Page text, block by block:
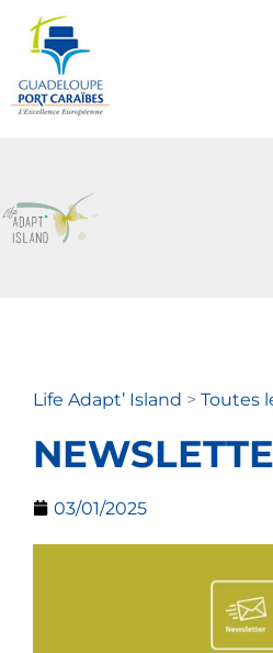
Life Adapt’ Island > Toutes
03/01/2025